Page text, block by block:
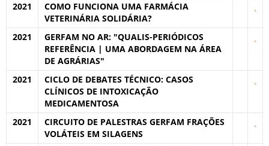
2021
COMO FUNCIONA UMA FARMÁCIA
VETERINÁRIA SOLIDÁRIA?
2021
GERFAM NO AR: "QUALIS-PERIÓDICOS
REFERÊNCIA | UMA ABORDAGEM NA ÁREA
DE AGRÁRIAS"
2021
CICLO DE DEBATES TÉCNICO: CASOS
CLÍNICOS DE INTOXICAÇÃO
MEDICAMENTOSA
2021
CIRCUITO DE PALESTRAS GERFAM FRAÇÕES
VOLÁTEIS EM SILAGENS